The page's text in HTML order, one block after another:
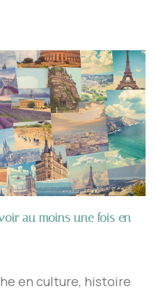
au moins une fois en
en culture, histoire